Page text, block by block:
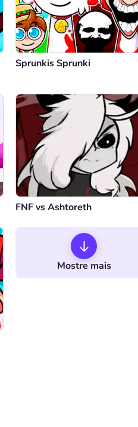
Sprunkis Sprunki
FNF vs Ashtoreth
Mostre mais